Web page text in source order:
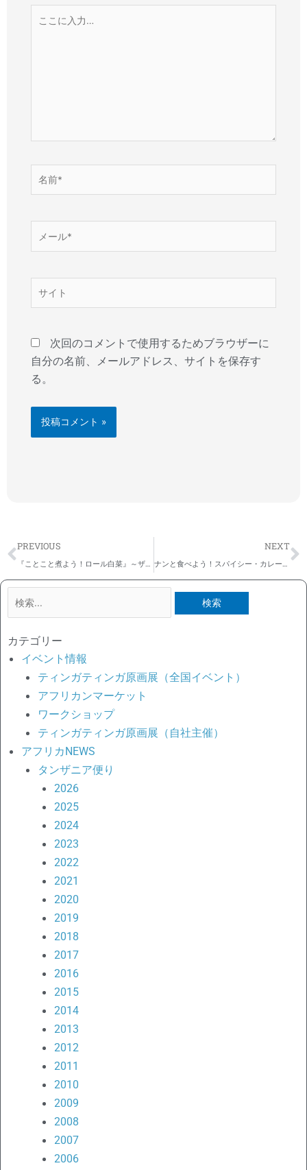
*
次回のコメントで使用するためブラウザーに
自分の名前、メールアドレス、サイトを保存す
る。
Prev
PREVIOUS
『ことこと煮よう！ロール白菜』～ザンジバルMIXスパイス・レシピコンテスト
NEXT
ナンと食べよう！スパイシー・カレーソース～ザンジバルMIXスパイス・レシピコンテスト
検
象:
カテゴリー
イベント情報
ティンガティンガ原画展（全国イベント）
アフリカンマーケット
ワークショップ
ティンガティンガ原画展（自社主催）
アフリカNEWS
タンザニア便り
2026
2025
2024
2023
2022
2021
2020
2019
2018
2017
2016
2015
2014
2013
2012
2011
2010
2009
2008
2007
2006